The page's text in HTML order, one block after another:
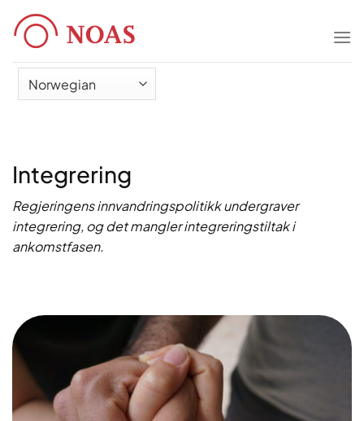
content
Integrering
Regjeringens innvandringspolitikk undergraver
integrering, og det mangler integreringstiltak i
ankomstfasen.